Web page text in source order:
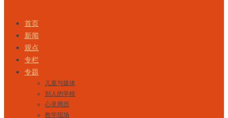
首页
新闻
观点
专栏
专题
儿童与媒体
别人的学校
心灵周历
教学现场